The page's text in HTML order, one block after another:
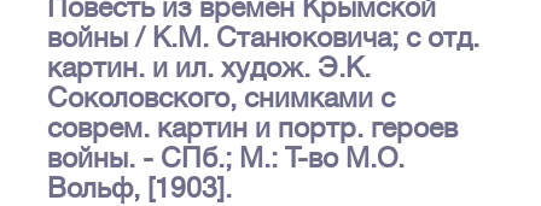
Повесть из времен Крымской
войны / К.М. Станюковича; с отд.
картин. и ил. худож. Э.К.
Соколовского, снимками с
соврем. картин и портр. героев
войны. - СПб.; М.: Т-во М.О.
Вольф, [1903].